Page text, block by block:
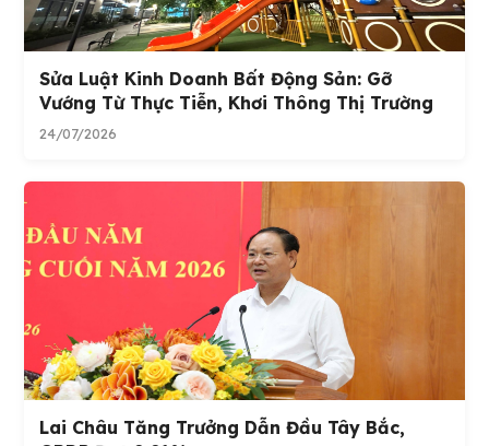
Sửa Luật Kinh Doanh Bất Động Sản: Gỡ
Vướng Từ Thực Tiễn, Khơi Thông Thị Trường
24/07/2026
Lai Châu Tăng Trưởng Dẫn Đầu Tây Bắc,